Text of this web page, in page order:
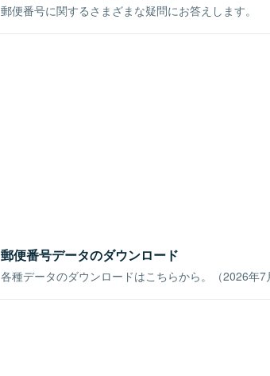
郵便番号に関するさまざまな疑問にお答えします。
郵便番号データのダウンロード
各種データのダウンロードはこちらから。（2026年7